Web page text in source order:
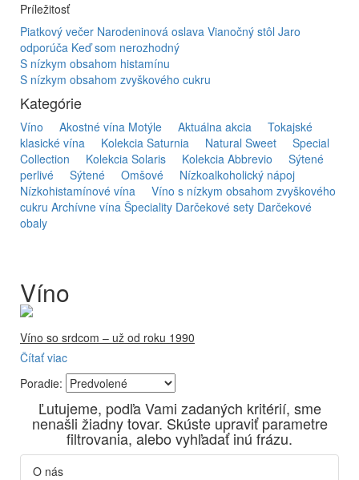
Príležitosť
Piatkový večer Narodeninová oslava Vianočný stôl Jaro
odporúča Keď som nerozhodný
S nízkym obsahom histamínu
S nízkym obsahom zvyškového cukru
Kategórie
Víno Akostné vína Motýle Aktuálna akcia
Tokajské
klasické vína
Kolekcia Saturnia Natural Sweet
Special
Collection
Kolekcia Solaris Kolekcia Abbrevio
Sýtené
perlivé
Sýtené Omšové
Nízkoalkoholický nápoj
Nízkohistamínové vína
Víno s nízkym obsahom zvyškového
cukru Archívne vína Špeciality Darčekové sety Darčekové
obaly
Víno
Víno so srdcom – už od roku 1990
Firma Ostrožovič je najstaršou privátnou firmou na
slovenskom Tokaji.
Vyrábame kvalitné odrodové a výberové vína. Ako prví sme
priniesli na slovenský trh sólo spracované vína z tokajských
odrôd Furmint, Lipovina a Muškát žltý reduktívnou
technológiou. Hrozno spracúvame najmodernejšími
technológiami, vrátane riadenej fermentácie.
Čítať viac
Poradie:
Ľutujeme, podľa Vami zadaných kritérií, sme
nenašli žiadny tovar. Skúste upraviť parametre
filtrovania, alebo vyhľadať inú frázu.
O nás